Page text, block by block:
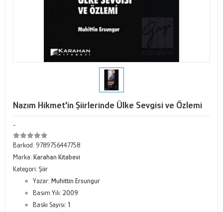
Nazım Hikmet'in Şiirlerinde Ülke Sevgisi ve Özlemi
-
Barkod: 9789756447758
Marka: Karahan Kitabevi
Kategori: Şiir
Yazar: Muhittin Ersungur
Basım Yılı: 2009
Baskı Sayısı: 1